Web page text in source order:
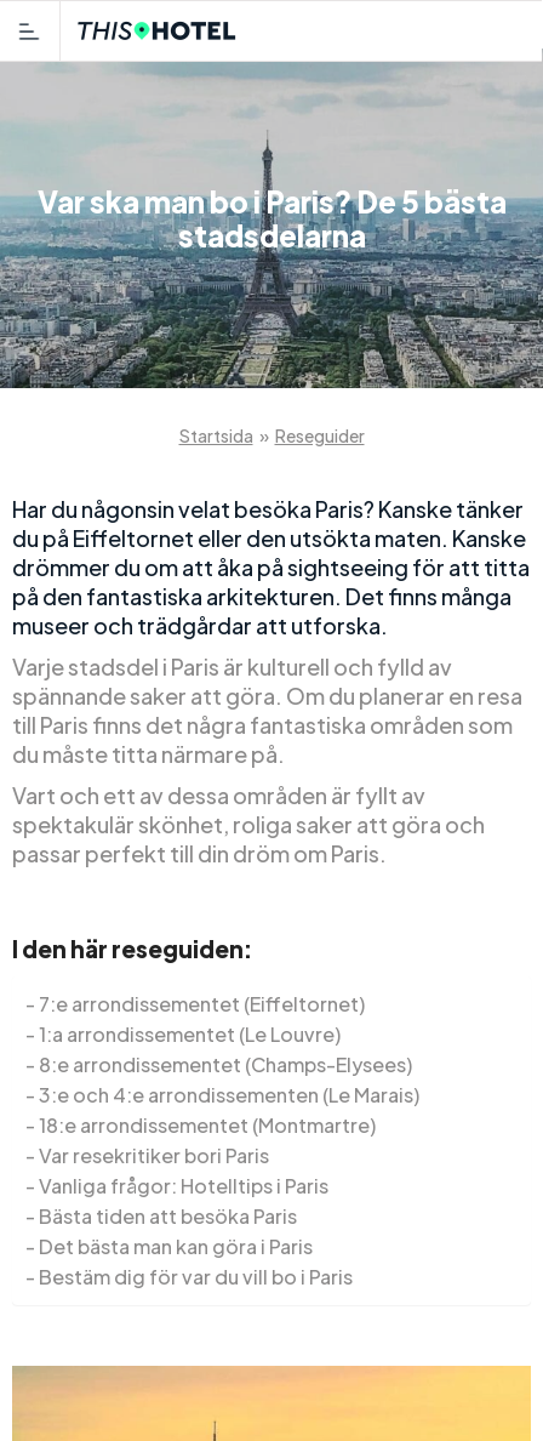
Var ska man bo i Paris? De 5 bästa
stadsdelarna
Startsida » Reseguider
Har du någonsin velat besöka Paris? Kanske tänker
du på Eiffeltornet eller den utsökta maten. Kanske
drömmer du om att åka på sightseeing för att titta
på den fantastiska arkitekturen. Det finns många
museer och trädgårdar att utforska.
Varje stadsdel i Paris är kulturell och fylld av
spännande saker att göra. Om du planerar en resa
till Paris finns det några fantastiska områden som
du måste titta närmare på.
Vart och ett av dessa områden är fyllt av
spektakulär skönhet, roliga saker att göra och
passar perfekt till din dröm om Paris.
I den här reseguiden:
7:e arrondissementet (Eiffeltornet)
1:a arrondissementet (Le Louvre)
8:e arrondissementet (Champs-Elysees)
3:e och 4:e arrondissementen (Le Marais)
18:e arrondissementet (Montmartre)
Var resekritiker bori Paris
Vanliga frågor: Hotelltips i Paris
Bästa tiden att besöka Paris
Det bästa man kan göra i Paris
Bestäm dig för var du vill bo i Paris